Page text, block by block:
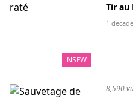
NSFW
Tir au
1 decade
8,590